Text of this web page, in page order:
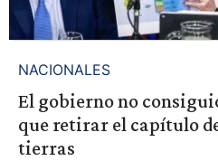
NACIONALES
El gobierno no
que retirar el capítulo
tierras